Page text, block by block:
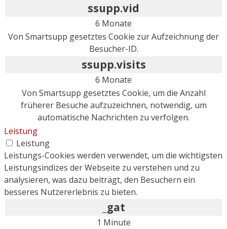
ssupp.vid
6 Monate
Von Smartsupp gesetztes Cookie zur Aufzeichnung der
Besucher-ID.
ssupp.visits
6 Monate
Von Smartsupp gesetztes Cookie, um die Anzahl
früherer Besuche aufzuzeichnen, notwendig, um
automatische Nachrichten zu verfolgen.
Leistung
Leistung
Leistungs-Cookies werden verwendet, um die wichtigsten
Leistungsindizes der Webseite zu verstehen und zu
analysieren, was dazu beiträgt, den Besuchern ein
besseres Nutzererlebnis zu bieten.
_gat
1 Minute